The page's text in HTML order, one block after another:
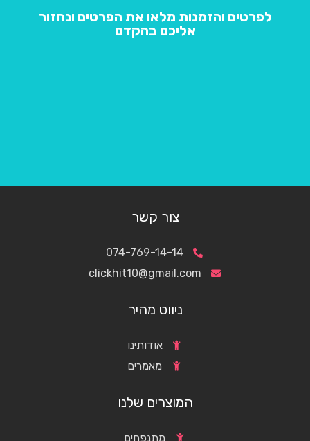
לפרטים והזמנות מלאו את הפרטים ונחזור
אליכם בהקדם
צור קשר
074-769-14-14
clickhit10@gmail.com
ניווט מהיר
אודותינו
מאמרים
המוצרים שלנו
מתנפחים